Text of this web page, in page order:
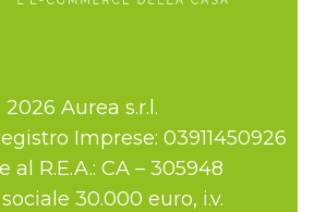
Aurea s.r.l.
Imprese: 03911450926
al R.E.A.: CA – 305948
30.000 euro, i.v.